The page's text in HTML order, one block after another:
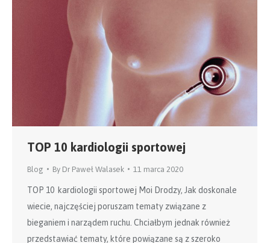
TOP 10 kardiologii sportowej
Blog By Dr Paweł Walasek 11 marca 2020
TOP 10 kardiologii sportowej Moi Drodzy, Jak doskonale
wiecie, najczęściej poruszam tematy związane z
bieganiem i narządem ruchu. Chciałbym jednak również
przedstawiać tematy, które powiązane są z szeroko